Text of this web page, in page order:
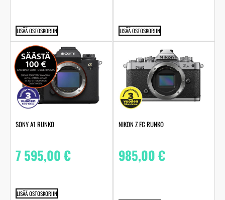
LISÄÄ OSTOSKORIIN LISÄÄ OSTOSKORIIN
SONY A1 RUNKO
7 595,00€
LISÄÄ OSTOSKORIIN
NIKON Z FC RUNKO
985,00€